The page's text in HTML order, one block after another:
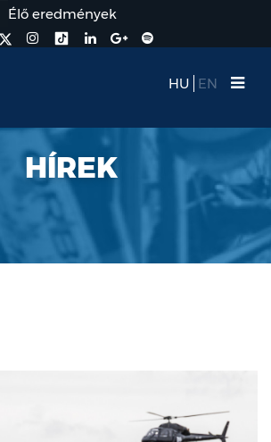
HÍREK
Élő eredmények
HU EN